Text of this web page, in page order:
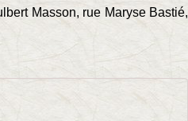
Masson, rue Maryse Bastié,